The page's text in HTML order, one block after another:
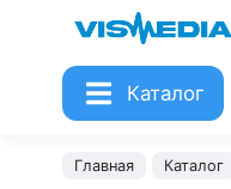
Каталог
Главная Каталог